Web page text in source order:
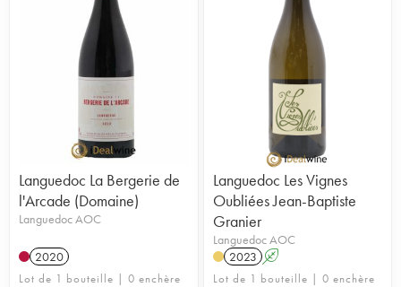
Languedoc La Bergerie de
l'Arcade (Domaine)
Languedoc AOC
2020
Lot de 1 bouteille | 0 enchère
Languedoc Les Vignes
Oubliées Jean-Baptiste
Granier
Languedoc AOC
2023 A
Lot de 1 bouteille | 0 enchère